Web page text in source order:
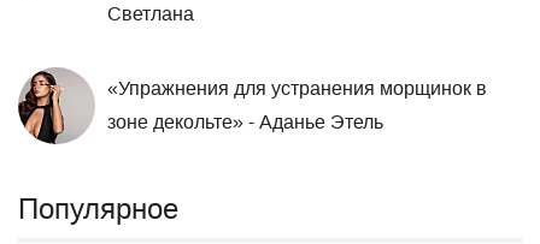
Светлана
«Упражнения для устранения морщинок в
зоне декольте» - Аданье Этель
Популярное